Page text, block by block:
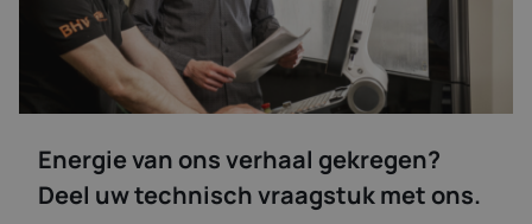
Energie van ons verhaal gekregen?
Deel uw technisch vraagstuk met ons.